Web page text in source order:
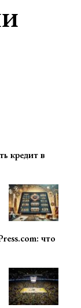
кредит в
что